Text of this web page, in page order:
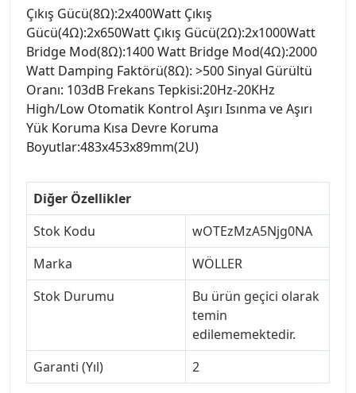
Çıkış Gücü(8Ω):2x400Watt Çıkış
Gücü(4Ω):2x650Watt Çıkış Gücü(2Ω):2x1000Watt
Bridge Mod(8Ω):1400 Watt Bridge Mod(4Ω):2000
Watt Damping Faktörü(8Ω): >500 Sinyal Gürültü
Oranı: 103dB Frekans Tepkisi:20Hz-20KHz
High/Low Otomatik Kontrol Aşırı Isınma ve Aşırı
Yük Koruma Kısa Devre Koruma
Boyutlar:483x453x89mm(2U)
Diğer Özellikler
Stok Kodu
wOTEzMzA5Njg0NA
Marka
WÖLLER
Stok Durumu
Bu ürün geçici olarak
temin
edilememektedir.
Garanti (Yıl)
2